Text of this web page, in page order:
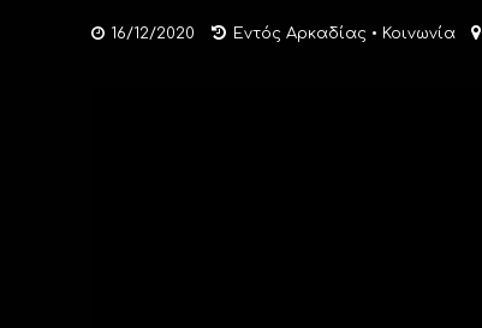
16/12/2020 Εντός Αρκαδίας • Κοινωνία